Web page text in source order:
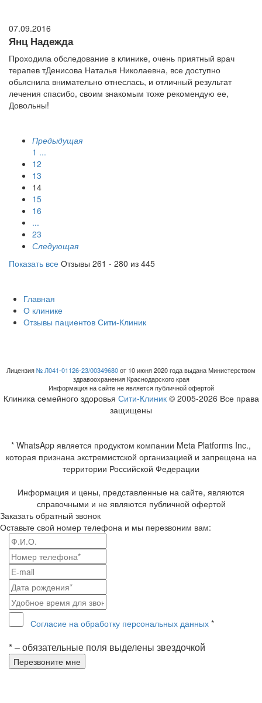
07.09.2016
Янц Надежда
Проходила обследование в клинике, очень приятный врач
терапев тДенисова Наталья Николаевна, все доступно
обьяснила внимательно отнеслась, и отличный результат
лечения спасибо, своим знакомым тоже рекомендую ее,
Довольны!
Предыдущая
1 ...
12
13
14
15
16
...
23
Следующая
Показать все Отзывы 261 - 280 из 445
Главная
О клинике
Отзывы пациентов Сити-Клиник
Лицензия№ Л041-01126-23/00349680от 10 июня 2020 года выдана Министерством
здравоохранения Краснодарского края
Информация на сайте не является публичной офертой
Клиника семейного здоровья Сити-Клиник© 2005-2026 Все права
защищены
* WhatsApp является продуктом компании Meta Platforms Inc.,
которая признана экстремистской организацией и запрещена на
территории Российской Федерации
Информация и цены, представленные на сайте, являются
справочными и не являются публичной офертой
Заказать обратный звонок
Оставьте свой номер телефона и мы перезвоним вам:
Согласие на обработку персональных данных *
* – обязательные поля выделены звездочкой